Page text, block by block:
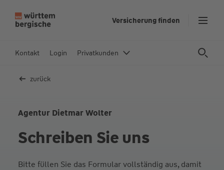
In
Versicherung finden
Kontakt Login Privatkunden
zurück
Agentur Dietmar Wolter
Schreiben Sie uns
Bitte füllen Sie das Formular vollständig aus, damit